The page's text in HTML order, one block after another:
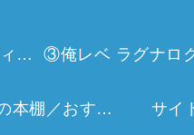
②悪役のエンディングは死のみ ③俺レベ ラグナロ
家族の本棚／おすすめミュージアム サイ